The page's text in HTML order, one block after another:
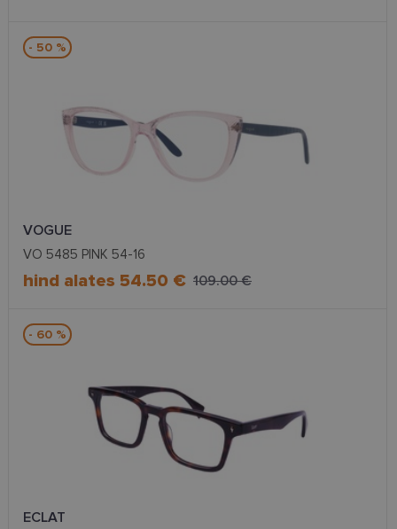
- 50 %
VOGUE
VO 5485 PINK 54-16
hind alates 54.50 € 109.00 €
- 60 %
ECLAT